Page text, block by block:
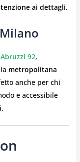
ai dettagli.
92,
metropolitana
anche per chi
e accessibile